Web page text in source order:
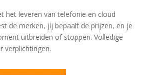
het leveren van telefonie en cloud
de merken, jij bepaalt de prijzen, en je
uitbreiden of stoppen. Volledige
verplichtingen.